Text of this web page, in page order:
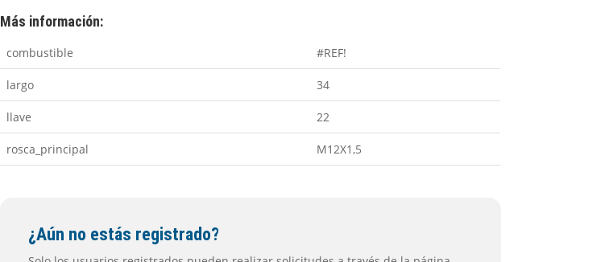
Más información:
combustible #REF!
largo 34
llave 22
rosca_principal M12X1,5
¿Aún no estás registrado?